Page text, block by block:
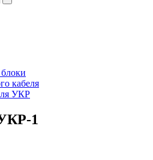
кабеля
УКР
1